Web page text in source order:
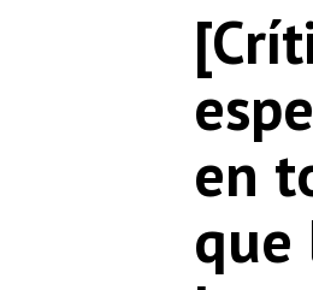
en
que